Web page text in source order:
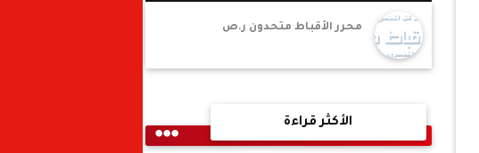
محرر الأقباط متحدون ر.ص
الأكثر قراءة